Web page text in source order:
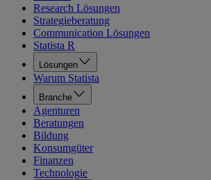
Research Lösungen
Strategieberatung
Communication Lösungen
Statista R
Lösungen
Warum Statista
Branche
Agenturen
Beratungen
Bildung
Konsumgüter
Finanzen
Technologie